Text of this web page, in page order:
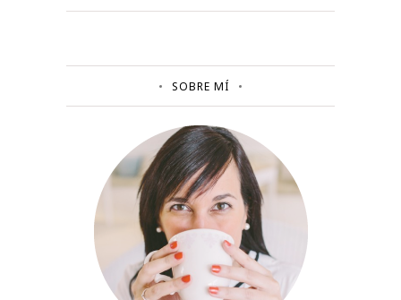
SOBRE MÍ